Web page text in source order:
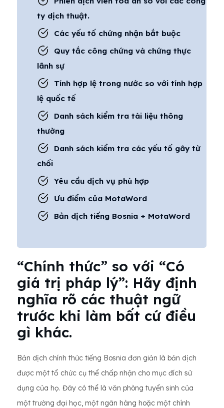
ty dịch thuật.
Các yếu tố chứng nhận bắt buộc
Quy tắc công chứng và chứng thực
lãnh sự
Tính hợp lệ trong nước so với tính hợp
lệ quốc tế
Danh sách kiểm tra tài liệu thông
thường
Danh sách kiểm tra các yếu tố gây từ
chối
Yêu cầu dịch vụ phù hợp
Ưu điểm của MotaWord
Bản dịch tiếng Bosnia + MotaWord
“Chính thức” so với “Có
giá trị pháp lý”: Hãy định
nghĩa rõ các thuật ngữ
trước khi làm bất cứ điều
gì khác.
Bản dịch chính thức tiếng Bosnia đơn giản là bản dịch
được một tổ chức cụ thể chấp nhận cho mục đích sử
dụng của họ. Đây có thể là văn phòng tuyển sinh của
một trường đại học, một ngân hàng hoặc một chính